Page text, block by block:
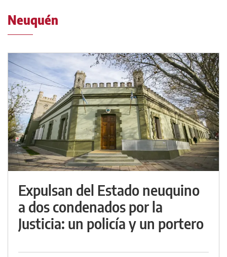
Neuquén
Expulsan del Estado neuquino
a dos condenados por la
Justicia: un policía y un portero